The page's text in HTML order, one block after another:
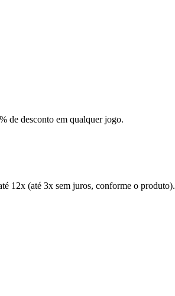
de desconto em qualquer jogo.
12x (até 3x sem juros, conforme o produto).